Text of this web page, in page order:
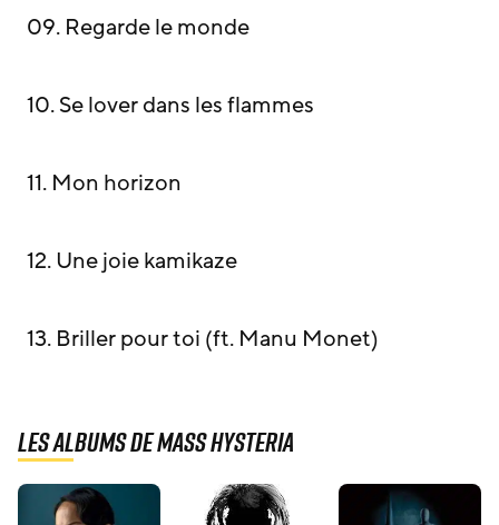
09. Regarde le monde
10. Se lover dans les flammes
11. Mon horizon
12. Une joie kamikaze
13. Briller pour toi (ft. Manu Monet)
Les albums de Mass Hysteria